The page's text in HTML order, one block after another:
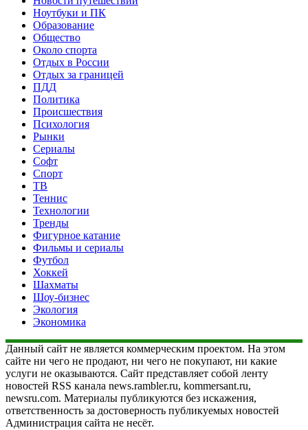
Ноутбуки и ПК
Образование
Общество
Около спорта
Отдых в России
Отдых за границей
ПДД
Политика
Происшествия
Психология
Рынки
Сериалы
Софт
Спорт
ТВ
Теннис
Технологии
Тренды
Фигурное катание
Фильмы и сериалы
Футбол
Хоккей
Шахматы
Шоу-бизнес
Экология
Экономика
Данный сайт не является коммерческим проектом. На этом
сайте ни чего не продают, ни чего не покупают, ни какие
услуги не оказываются. Сайт представляет собой ленту
новостей RSS канала news.rambler.ru, kommersant.ru,
newsru.com. Материалы публикуются без искажения,
ответственность за достоверность публикуемых новостей
Администрация сайта не несёт.